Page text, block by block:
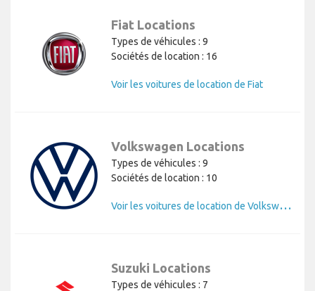
Fiat Locations
Types de véhicules : 9
Sociétés de location : 16
Voir les voitures de location de Fiat
Volkswagen Locations
Types de véhicules : 9
Sociétés de location : 10
V
oir les voitures de location de Volkswagen
Suzuki Locations
Types de véhicules : 7